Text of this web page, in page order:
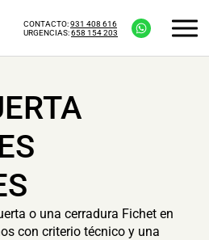
CONTACTO:931 408 616
URGENCIAS:658 154 203
o una cerradura Fichet en
con criterio técnico y una